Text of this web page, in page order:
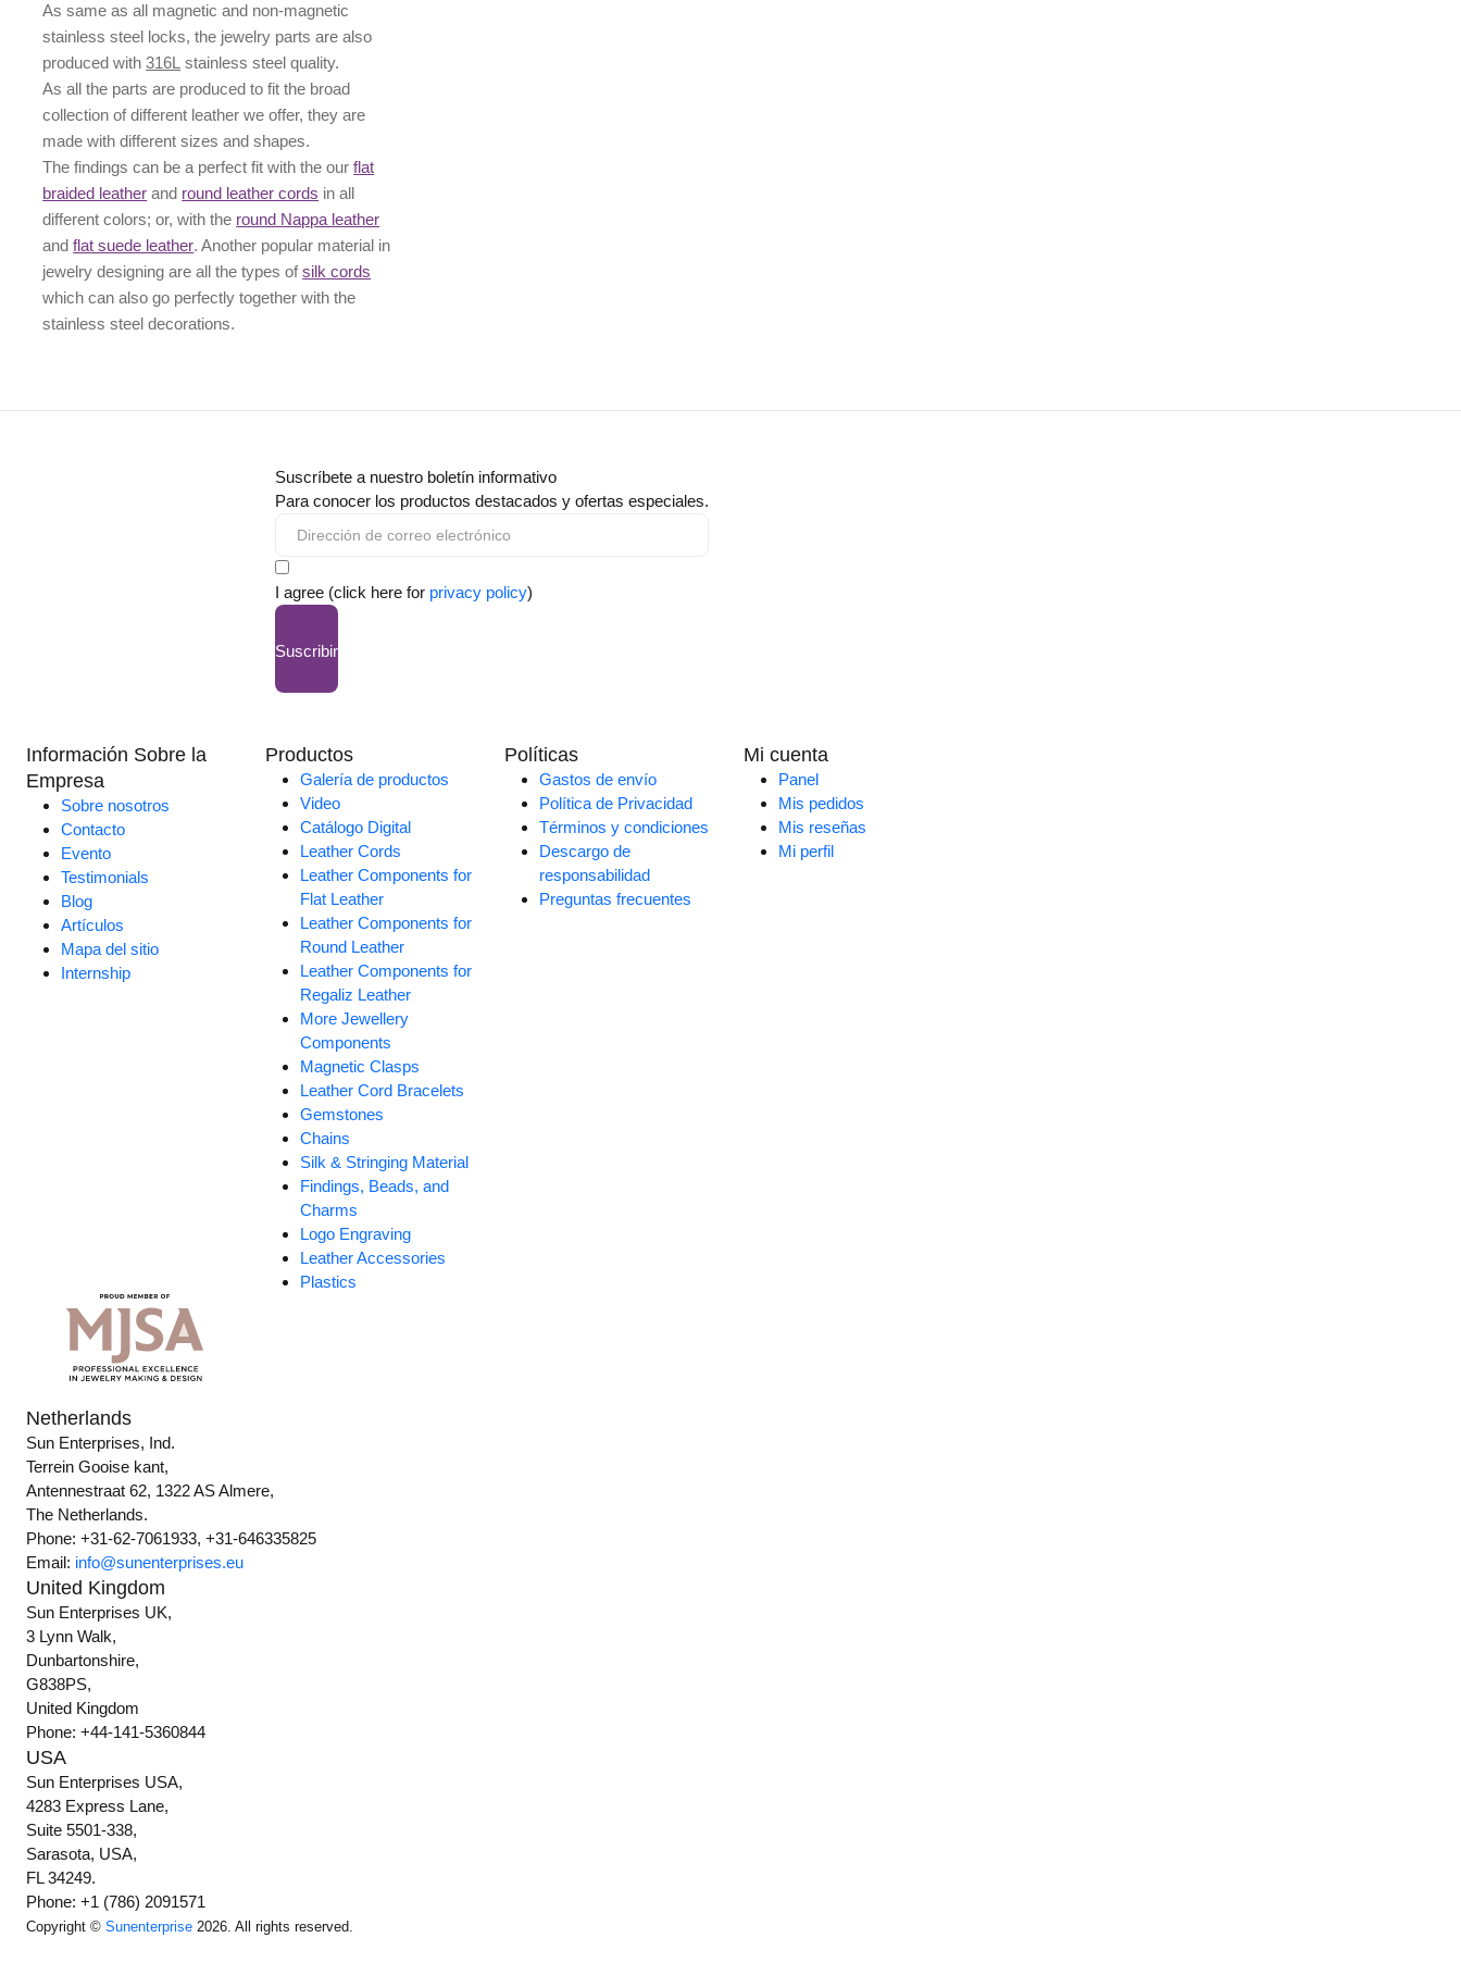
As same as all magnetic and non-magnetic
stainless steel locks, the jewelry parts are also
produced with316L stainless steel quality.
As all the parts are produced to fit the broad
collection of different leather we offer, they are
made with different sizes andshapes.
The findings can be a perfect fit with the ourflat
braided leather and round leather cords in all
different colors; or, with the round Nappa leather
andflat suede leather. Another popular material in
jewelry designing are all the types ofsilk cords
which can also go perfectly together with the
stainless steel decorations.
Suscríbete a nuestro boletín informativo
Para conocer los productos destacados y ofertas especiales.
I agree (click here for privacy policy)
Suscribir
Información Sobre la
Empresa
Sobre nosotros
Contacto
Evento
Testimonials
Blog
Artículos
Mapa del sitio
Internship
Productos
Galería de productos
Video
Catálogo Digital
Leather Cords
Leather Components for
Flat Leather
Leather Components for
Round Leather
Leather Components for
Regaliz Leather
More Jewellery
Components
Magnetic Clasps
Leather Cord Bracelets
Gemstones
Chains
Silk & Stringing Material
Findings, Beads, and
Charms
Logo Engraving
Leather Accessories
Plastics
Políticas
Gastos de envío
Política de Privacidad
Términos y condiciones
Descargo de
responsabilidad
Preguntas frecuentes
Mi cuenta
Panel
Mis pedidos
Mis reseñas
Mi perfil
Netherlands
Sun Enterprises, Ind.
Terrein Gooise kant,
Antennestraat 62, 1322 AS Almere,
The Netherlands.
Phone: +31-62-7061933, +31-646335825
Email: info@sunenterprises.eu
United Kingdom
Sun Enterprises UK,
3 Lynn Walk,
Dunbartonshire,
G838PS,
United Kingdom
Phone: +44-141-5360844
USA
Sun Enterprises USA,
4283 Express Lane,
Suite 5501-338,
Sarasota, USA,
FL 34249.
Phone: +1 (786) 2091571
Copyright ©Sunenterprise 2026. All rights reserved.